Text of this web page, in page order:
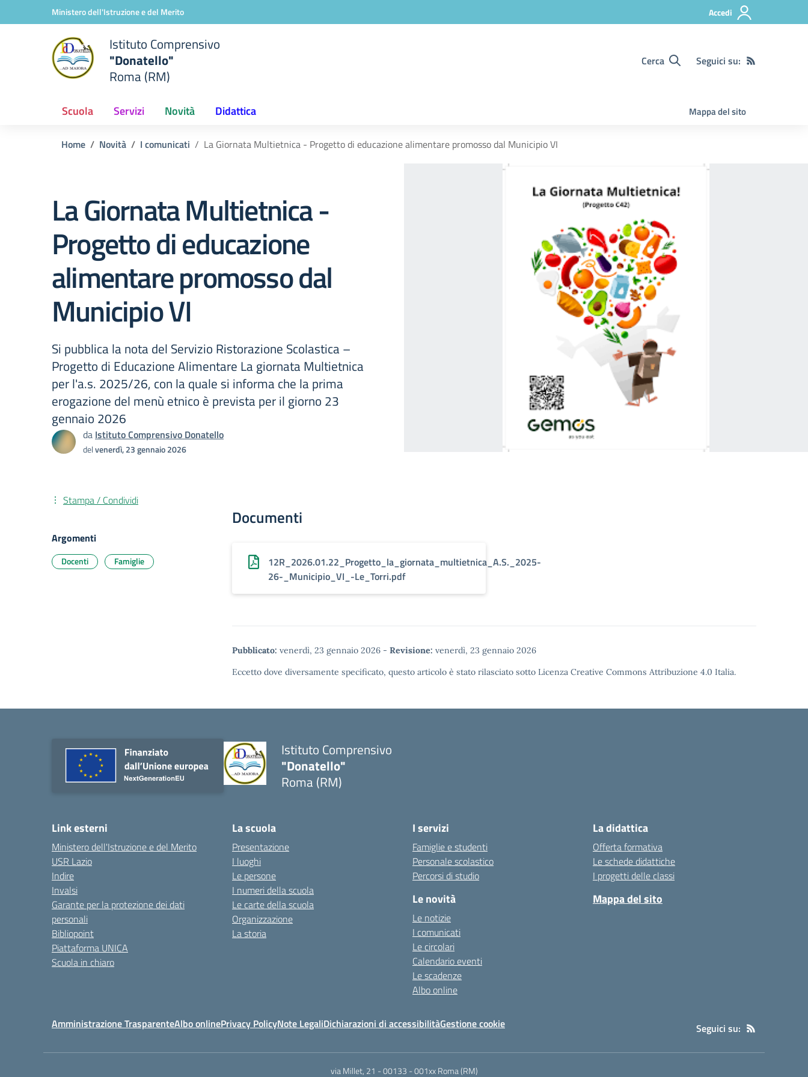
Vai ai contenuti
Vai al menu di navigazioneMinistero dell'Istruzione e del Merito Accedi
Istituto Comprensivo
"Donatello"
Roma (RM)
Cerca Seguici su:
Scuola Servizi Novità Didattica Mappa del sito
Home Novità I comunicati La Giornata Multietnica - Progetto di educazione alimentare promosso dal Municipio VI
La Giornata Multietnica -
Progetto di educazione
alimentare promosso dal
Municipio VI
Si pubblica la nota del Servizio Ristorazione Scolastica –
Progetto di Educazione Alimentare La giornata Multietnica
per l'a.s. 2025/26, con la quale si informa che la prima
erogazione del menù etnico è prevista per il giorno 23
gennaio 2026
da Istituto Comprensivo Donatello
delvenerdì, 23 gennaio 2026
Documenti
12R_2026.01.22_Progetto_la_giornata_multietnica_A.S._2025-
26-_Municipio_VI_-Le_Torri.pdf
Pubblicato: venerdì, 23 gennaio 2026 - Revisione: venerdì, 23 gennaio 2026
Eccetto dove diversamente specificato, questo articolo è stato rilasciato sotto Licenza Creative Commons Attribuzione 4.0 Italia.
Stampa / Condividi
Argomenti
Docenti Famiglie
Istituto Comprensivo
"Donatello"
Roma (RM)
Link esterni
Ministero dell'Istruzione e del Merito
USR Lazio
Indire
Invalsi
Garante per la protezione dei dati
personali
Bibliopoint
Piattaforma UNICA
Scuola in chiaro
La scuola
Presentazione
I luoghi
Le persone
I numeri della scuola
Le carte della scuola
Organizzazione
La storia
I servizi
Famiglie e studenti
Personale scolastico
Percorsi di studio
Le novità
Le notizie
I comunicati
Le circolari
Calendario eventi
Le scadenze
Albo online
La didattica
Offerta formativa
Le schede didattiche
I progetti delle classi
Mappa del sito
Amministrazione TrasparenteAlbo onlinePrivacy PolicyNote LegaliDichiarazioni di accessibilitàGestione cookie Seguici su:
via Millet, 21 - 00133 -001xx Roma (RM)